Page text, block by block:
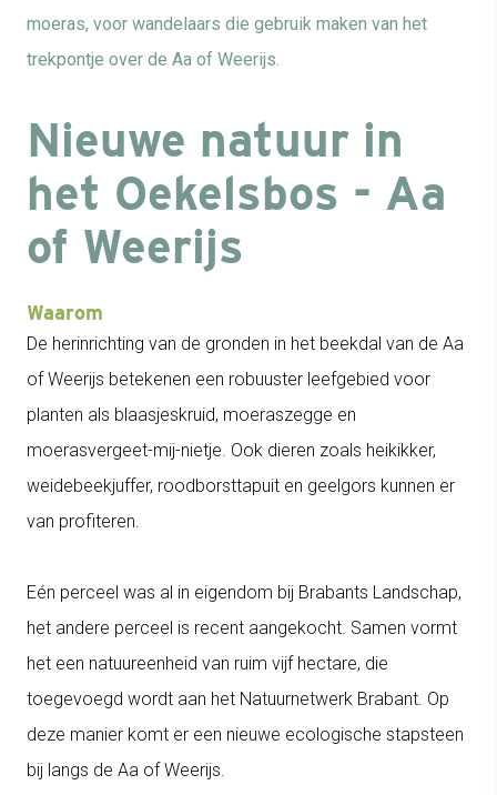
moeras, voor wandelaars die gebruik maken van het
trekpontje over de Aa of Weerijs.
Nieuwe natuur in
het Oekelsbos - Aa
of Weerijs
Waarom
De herinrichting van de gronden in het beekdal van de Aa
of Weerijs betekenen een robuuster leefgebied voor
planten als blaasjeskruid, moeraszegge en
moerasvergeet-mij-nietje. Ook dieren zoals heikikker,
weidebeekjuffer, roodborsttapuit en geelgors kunnen er
van profiteren.
Eén perceel was al in eigendom bij Brabants Landschap,
het andere perceel is recent aangekocht. Samen vormt
het een natuureenheid van ruim vijf hectare, die
toegevoegd wordt aan het Natuurnetwerk Brabant. Op
deze manier komt er een nieuwe ecologische stapsteen
bij langs de Aa of Weerijs.